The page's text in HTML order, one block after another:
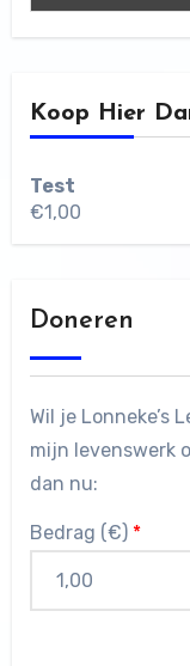
Koop Hier
Test
€1,00
Doneren
Wil je Lonneke’s
mijn levenswerk
dan nu:
Bedrag (€) *